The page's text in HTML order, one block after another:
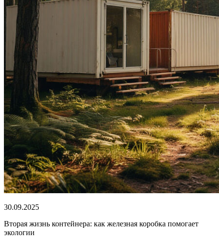
30.09.2025
Вторая жизнь контейнера: как железная коробка помогает
экологии